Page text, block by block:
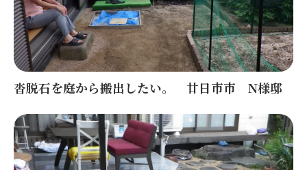
沓脱石を庭から搬出したい。 廿日市市 N様邸